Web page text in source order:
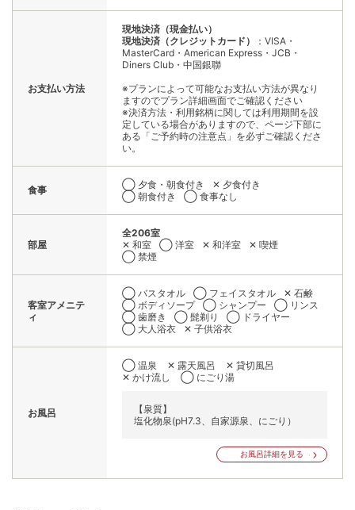
お支払い方法
現地決済（現金払い）
現地決済（クレジットカード）
：VISA・
MasterCard・American Express・JCB・
Diners Club・中国銀聯
※プランによって可能なお支払い方法が異なり
ますのでプラン詳細画面でご確認ください
※決済方法・利用銘柄に関しては利用期間を設
定している場合がありますので、ページ下部に
ある「ご予約時の注意点」を必ずご確認くださ
い。
食事 ◯ 夕食・朝食付き
✕ 夕食付き
◯ 朝食付き
◯ 食事なし
部屋
全206室
✕ 和室
◯ 洋室 ✕ 和洋室
✕ 喫煙
◯ 禁煙
客室アメニテ
ィ
◯ バスタオル ◯ フェイスタオル
✕ 石鹸
◯ ボディソープ
◯ シャンプー
◯ リンス
◯ 歯磨き
◯ 髭剃り
◯ ドライヤー
◯ 大人浴衣
✕ 子供浴衣
お風呂
◯ 温泉 ✕ 露天風呂
✕ 貸切風呂
✕ かけ流し
◯ にごり湯
【泉質】
塩化物泉(pH7.3、自家源泉、にごり）
お風呂詳細を見る